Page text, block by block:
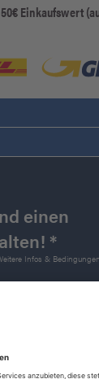
Einkaufswert
einen
*
Infos &